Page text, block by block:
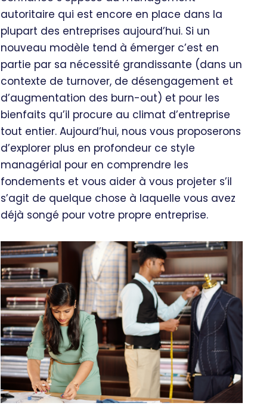
autoritaire qui est encore en place dans la
plupart des entreprises aujourd’hui. Si un
nouveau modèle tend à émerger c’est en
partie par sa nécessité grandissante (dans un
contexte de turnover, de désengagement et
d’augmentation des burn-out) et pour les
bienfaits qu’il procure au climat d’entreprise
tout entier. Aujourd’hui, nous vous proposerons
d’explorer plus en profondeur ce style
managérial pour en comprendre les
fondements et vous aider à vous projeter s’il
s’agit de quelque chose à laquelle vous avez
déjà songé pour votre propre entreprise.